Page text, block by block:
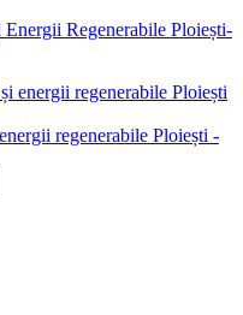
Regenerabile Ploiești-
regenerabile Ploiești -